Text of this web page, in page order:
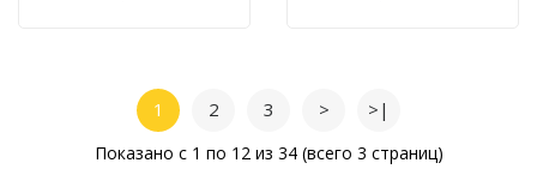
1 2 3 > >|
Показано с 1 по 12 из 34 (всего 3 страниц)